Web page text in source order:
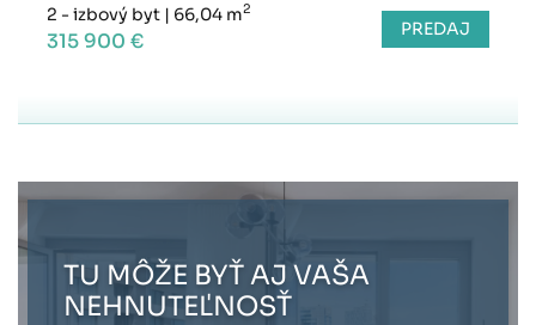
2 - izbový byt | 66,04 m2
315 900 € PREDAJ
TU MÔŽE BYŤ AJ VAŠA
NEHNUTEĽNOSŤ